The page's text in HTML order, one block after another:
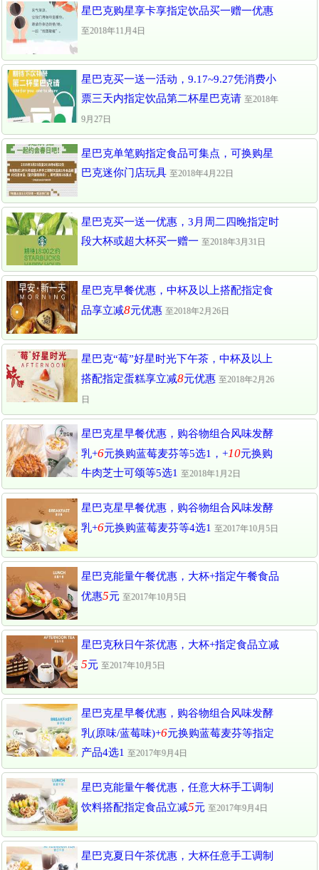
星巴克购星享卡享指定饮品买一赠一优惠
至2018年11月4日
星巴克买一送一活动，9.17~9.27凭消费小
票三天内指定饮品第二杯星巴克请 至2018年
9月27日
星巴克单笔购指定食品可集点，可换购星
巴克迷你门店玩具 至2018年4月22日
星巴克买一送一优惠，3月周二四晚指定时
段大杯或超大杯买一赠一 至2018年3月31日
星巴克早餐优惠，中杯及以上搭配指定食
品享立减8元优惠 至2018年2月26日
星巴克“莓”好星时光下午茶，中杯及以上
搭配指定蛋糕享立减8元优惠 至2018年2月26
日
星巴克星早餐优惠，购谷物组合风味发酵
乳+6元换购蓝莓麦芬等5选1，+10元换购
牛肉芝士可颂等5选1 至2018年1月2日
星巴克星早餐优惠，购谷物组合风味发酵
乳+6元换购蓝莓麦芬等4选1 至2017年10月5日
星巴克能量午餐优惠，大杯+指定午餐食品
优惠5元 至2017年10月5日
星巴克秋日午茶优惠，大杯+指定食品立减
5元 至2017年10月5日
星巴克星早餐优惠，购谷物组合风味发酵
乳(原味/蓝莓味)+6元换购蓝莓麦芬等指定
产品4选1 至2017年9月4日
星巴克能量午餐优惠，任意大杯手工调制
饮料搭配指定食品立减5元 至2017年9月4日
星巴克夏日午茶优惠，大杯任意手工调制